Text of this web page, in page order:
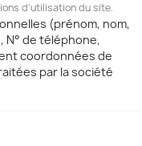
d'utilisation du site.
(prénom, nom,
N° de téléphone,
coordonnées de
par la société